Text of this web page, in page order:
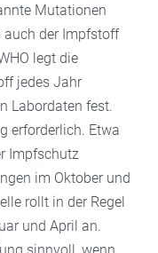
Mutationen
auch der Impfstoff
legt die
jedes Jahr
Labordaten fest.
erforderlich. Etwa
Impfschutz
im Oktober und
rollt in der Regel
und April an.